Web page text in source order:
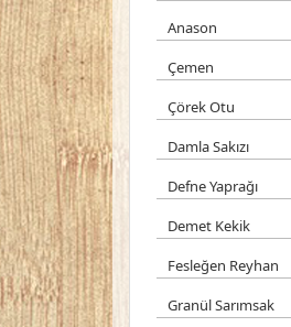
Anason
Çemen
Çörek Otu
Damla Sakızı
Defne Yaprağı
Demet Kekik
Fesleğen Reyhan
Granül Sarımsak